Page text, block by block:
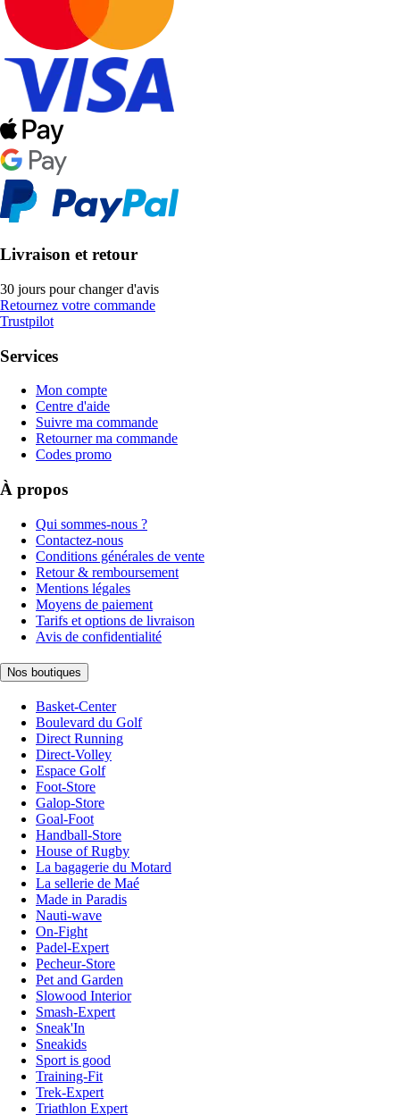
Livraison et retour
30 jours pour changer d'avis
Retournez votre commande
Trustpilot
Services
Mon compte
Centre d'aide
Suivre ma commande
Retourner ma commande
Codes promo
À propos
Qui sommes-nous ?
Contactez-nous
Conditions générales de vente
Retour & remboursement
Mentions légales
Moyens de paiement
Tarifs et options de livraison
Avis de confidentialité
Nos boutiques
Basket-Center
Boulevard du Golf
Direct Running
Direct-Volley
Espace Golf
Foot-Store
Galop-Store
Goal-Foot
Handball-Store
House of Rugby
La bagagerie du Motard
La sellerie de Maé
Made in Paradis
Nauti-wave
On-Fight
Padel-Expert
Pecheur-Store
Pet and Garden
Slowood Interior
Smash-Expert
Sneak'In
Sneakids
Sport is good
Training-Fit
Trek-Expert
Triathlon Expert